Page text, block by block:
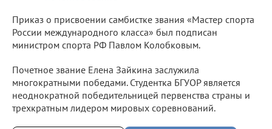
Приказ о присвоении самбистке звания «Мастер спорта
России международного класса» был подписан
министром спорта РФ Павлом Колобковым.
Почетное звание Елена Зайкина заслужила
многократными победами. Студентка БГУОР является
неоднократной победительницей первенства страны и
трехкратным лидером мировых соревнований.